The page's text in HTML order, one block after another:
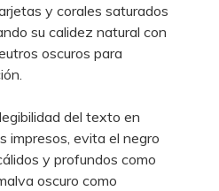
y corales saturados
su calidez natural con
oscuros para
del texto en
impresos, evita el negro
y profundos como
oscuro como